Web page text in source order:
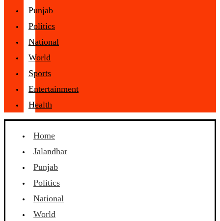
Punjab
Politics
National
World
Sports
Entertainment
Health
Home
Jalandhar
Punjab
Politics
National
World